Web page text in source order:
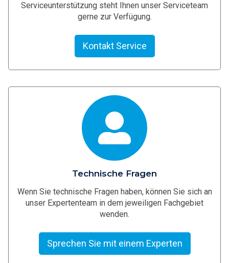
Serviceunterstützung steht Ihnen unser Serviceteam
gerne zur Verfügung.
Kontakt Service
Technische Fragen
Wenn Sie technische Fragen haben, können Sie sich an
unser Expertenteam in dem jeweiligen Fachgebiet
wenden.
Sprechen Sie mit einem Experten